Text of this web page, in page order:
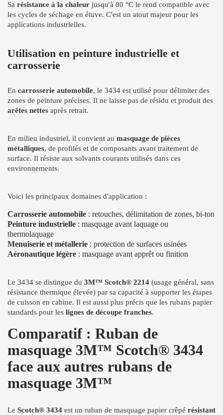
Sa résistance à la chaleur jusqu'à 80 °C le rend compatible avec
les cycles de séchage en étuve. C'est un atout majeur pour les
applications industrielles.
Utilisation en peinture industrielle et
carrosserie
En carrosserie automobile, le 3434 est utilisé pour délimiter des
zones de peinture précises. Il ne laisse pas de résidu et produit des
arêtes nettes après retrait.
En milieu industriel, il convient au masquage de pièces
métalliques, de profilés et de composants avant traitement de
surface. Il résiste aux solvants courants utilisés dans ces
environnements.
Voici les principaux domaines d'application :
Carrosserie automobile : retouches, délimitation de zones, bi-ton
Peinture industrielle : masquage avant laquage ou
thermolaquage
Menuiserie et métallerie : protection de surfaces usinées
Aéronautique légère : masquage avant apprêt ou finition
Le 3434 se distingue du 3M™ Scotch® 2214 (usage général, sans
résistance thermique élevée) par sa capacité à supporter les étapes
de cuisson en cabine. Il est aussi plus précis que les rubans papier
standards pour les lignes de découpe franches.
Comparatif : Ruban de
masquage 3M™ Scotch® 3434
face aux autres rubans de
masquage 3M™
Le Scotch® 3434 est un ruban de masquage papier crêpé résistant